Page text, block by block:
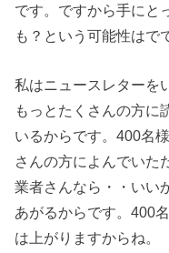
です。ですから手にと
も？という可能性はで
私はニュースレターを
もっとたくさんの方に
いるからです。400名
さんの方によんでいた
業者さんなら・・いい
あがるからです。400
は上がりますからね。